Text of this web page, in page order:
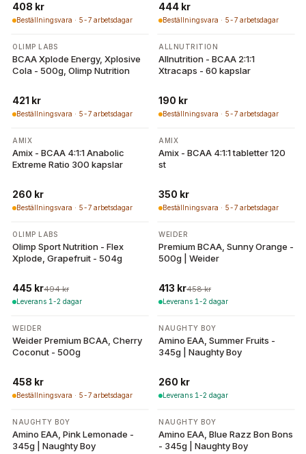
408 kr
Beställningsvara · 5-7 arbetsdagar
444 kr
Beställningsvara · 5-7 arbetsdagar
OLIMP LABS
BCAA Xplode Energy, Xplosive
Cola - 500g, Olimp Nutrition
421 kr
Beställningsvara · 5-7 arbetsdagar
ALLNUTRITION
Allnutrition - BCAA 2:1:1
Xtracaps - 60 kapslar
190 kr
Beställningsvara · 5-7 arbetsdagar
AMIX
Amix - BCAA 4:1:1 Anabolic
Extreme Ratio 300 kapslar
260 kr
Beställningsvara · 5-7 arbetsdagar
AMIX
Amix - BCAA 4:1:1 tabletter 120
st
350 kr
Beställningsvara · 5-7 arbetsdagar
-10 %
OLIMP LABS
Olimp Sport Nutrition - Flex
Xplode, Grapefruit - 504g
445 kr494 kr
Leverans 1-2 dagar
- 10%
WEIDER
Premium BCAA, Sunny Orange -
500g | Weider
413 kr458 kr
Leverans 1-2 dagar
WEIDER
Weider Premium BCAA, Cherry
Coconut - 500g
458 kr
Beställningsvara · 5-7 arbetsdagar
NAUGHTY BOY
Amino EAA, Summer Fruits -
345g | Naughty Boy
260 kr
Leverans 1-2 dagar
-10%
NAUGHTY BOY
Amino EAA, Pink Lemonade -
345g | Naughty Boy
-30%
NAUGHTY BOY
Amino EAA, Blue Razz Bon Bons
- 345g | Naughty Boy